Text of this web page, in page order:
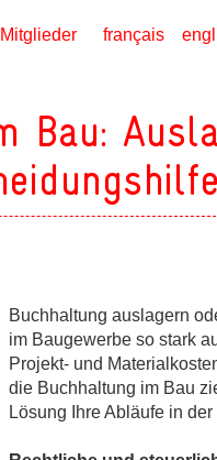
français
Mitglieder
Bau:
Buchhaltung auslagern
im Baugewerbe so stark
Projekt- und
die Buchhaltung im Bau
Lösung Ihre Abläufe in